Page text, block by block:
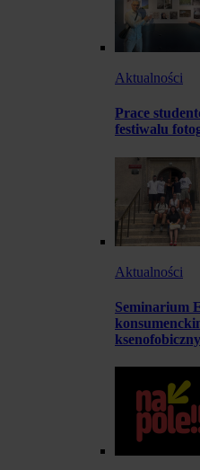
Aktualności
Prace
festiwalu
Aktualności
Seminarium